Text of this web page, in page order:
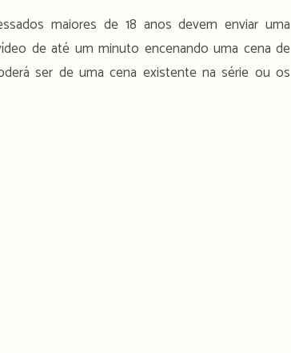
maiores de 18 anos devem enviar uma
de até um minuto encenando uma cena de
ser de uma cena existente na série ou os